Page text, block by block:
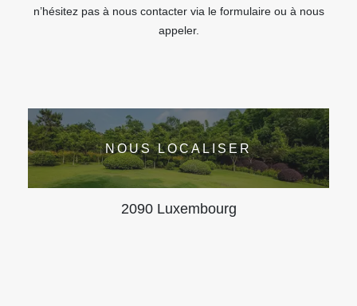
n’hésitez pas à nous contacter via le formulaire ou à nous
appeler.
NOUS LOCALISER
2090 Luxembourg